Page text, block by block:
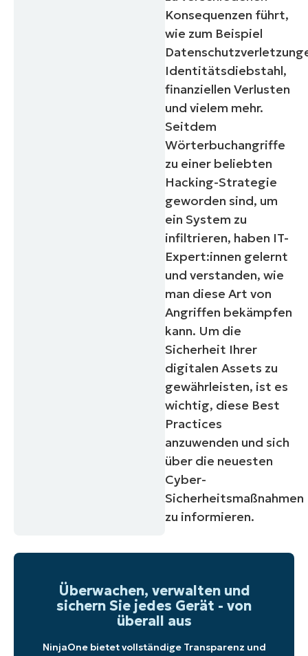
Konsequenzen führt,
wie zum Beispiel
Identitätsdiebstahl,
finanziellen Verlusten
und vielem mehr.
Seitdem
Wörterbuchangriffe
zu einer beliebten
Hacking-Strategie
geworden sind, um
ein System zu
infiltrieren, haben IT-
Expert:innen gelernt
und verstanden, wie
man diese Art von
Angriffen bekämpfen
kann. Um die
Sicherheit Ihrer
digitalen Assets zu
gewährleisten, ist es
wichtig, diese Best
Practices
anzuwenden und sich
über die neuesten
Cyber-
Sicherheitsmaßnahmen
zu informieren.
Überwachen, verwalten und
sichern Sie jedes Gerät - von
überall aus
NinjaOne bietet vollständige Transparenz und